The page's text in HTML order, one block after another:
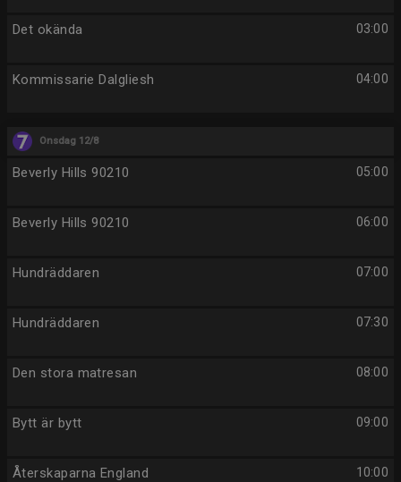
03:00
Det okända
04:00
Kommissarie Dalgliesh
Onsdag 12/8
05:00
Beverly Hills 90210
06:00
Beverly Hills 90210
07:00
Hundräddaren
07:30
Hundräddaren
08:00
Den stora matresan
09:00
Bytt är bytt
10:00
Återskaparna England